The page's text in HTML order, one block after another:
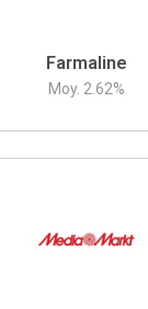
Farmaline
Moy. 2.62%